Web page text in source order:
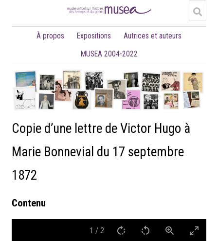
À propos Expositions
Autrices et auteurs
MUSEA 2004-2022
Copie d’une lettre de Victor Hugo à
Marie Bonnevial du 17 septembre
1872
Contenu
1 / 2